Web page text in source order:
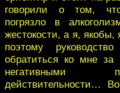
говорили о том,
погрязло в
жестокости, а я,
поэтому
обратиться ко мне
негативными
действительности…